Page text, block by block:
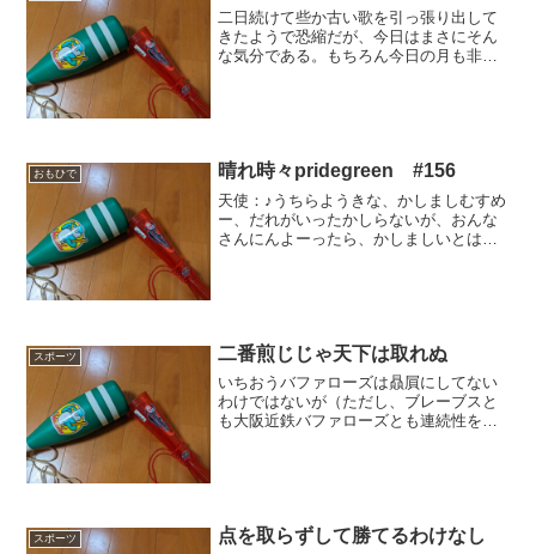
二日続けて些か古い歌を引っ張り出して
きたようで恐縮だが、今日はまさにそん
な気分である。もちろん今日の月も非常
おもひで 晴れ時々pridegreen #156
天使：♪うちらようきな、かしましむすめ
ー、だれがいったかしらないが、おんな
さんにんよーったら、かしましいとは、
スポーツ 二番煎じじゃ天下は取れぬ
いちおうバファローズは贔屓にしてない
わけではないが（ただし、ブレーブスと
も大阪近鉄バファローズとも連続性を認
スポーツ 点を取らずして勝てるわけなし